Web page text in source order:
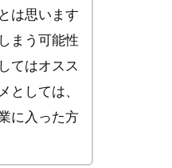
は思います
まう可能性
てはオスス
としては、
に入った方